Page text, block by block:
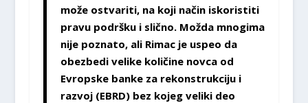
može ostvariti, na koji način iskoristiti
pravu podršku i slično. Možda mnogima
nije poznato, ali Rimac je uspeo da
obezbedi velike količine novca od
Evropske banke za rekonstrukciju i
razvoj (EBRD) bez kojeg veliki deo